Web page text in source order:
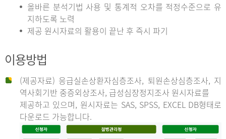
올바른 분석기법 사용 및 통계적 오차를 적정수준으로 유
지하도록 노력
제공 원시자료의 활용이 끝난 후 즉시 파기
이용방법
(제공자료) 응급실손상환자심층조사, 퇴원손상심층조사, 지
역사회기반 중증외상조사, 급성심장정지조사 원시자료를
제공하고 있으며, 원시자료는 SAS, SPSS, EXCEL DB형태로
다운로드 가능합니다.